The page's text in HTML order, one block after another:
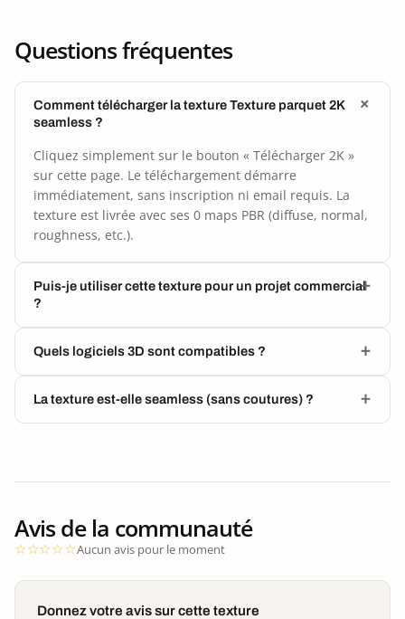
Questions fréquentes
Comment télécharger la texture Texture parquet 2K
seamless ?
Cliquez simplement sur le bouton « Télécharger 2K »
sur cette page. Le téléchargement démarre
immédiatement, sans inscription ni email requis. La
texture est livrée avec ses 0 maps PBR (diffuse, normal,
roughness, etc.).
Puis-je utiliser cette texture pour un projet commercial
?
Quels logiciels 3D sont compatibles ?
La texture est-elle seamless (sans coutures) ?
Avis de la communauté
Aucun avis pour le moment
Donnez votre avis sur cette texture